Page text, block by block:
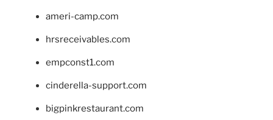
ameri-camp.com
hrsreceivables.com
empconst1.com
cinderella-support.com
bigpinkrestaurant.com